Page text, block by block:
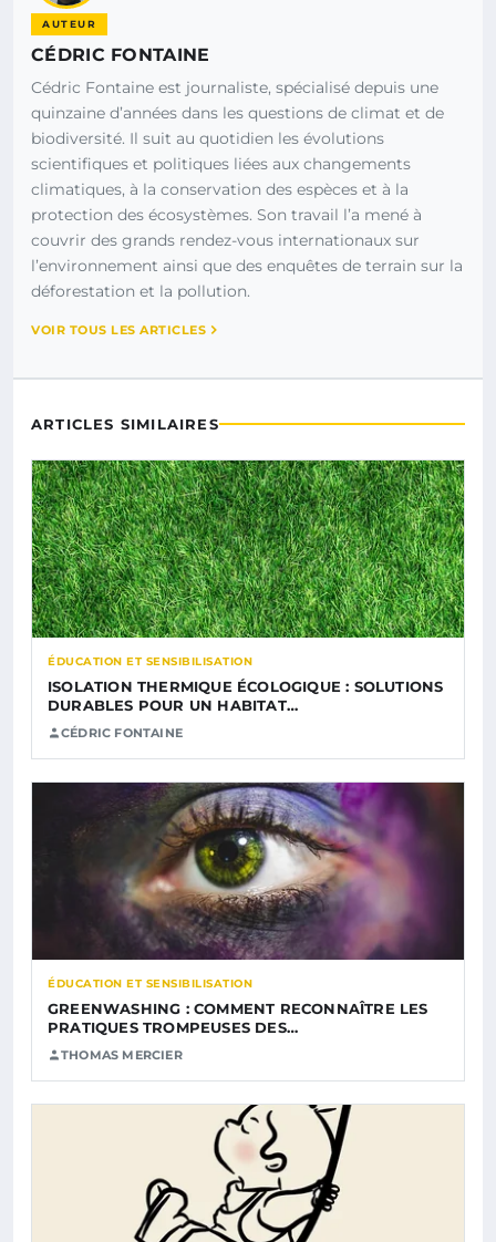
AUTEUR
CÉDRIC FONTAINE
Cédric Fontaine est journaliste, spécialisé depuis une
quinzaine d’années dans les questions de climat et de
biodiversité. Il suit au quotidien les évolutions
scientifiques et politiques liées aux changements
climatiques, à la conservation des espèces et à la
protection des écosystèmes. Son travail l’a mené à
couvrir des grands rendez-vous internationaux sur
l’environnement ainsi que des enquêtes de terrain sur la
déforestation et la pollution.
VOIR TOUS LES ARTICLES
ARTICLES SIMILAIRES
ÉDUCATION ET SENSIBILISATION
ISOLATION THERMIQUE ÉCOLOGIQUE : SOLUTIONS
DURABLES POUR UN HABITAT…
CÉDRIC FONTAINE
ÉDUCATION ET SENSIBILISATION
GREENWASHING : COMMENT RECONNAÎTRE LES
PRATIQUES TROMPEUSES DES…
THOMAS MERCIER